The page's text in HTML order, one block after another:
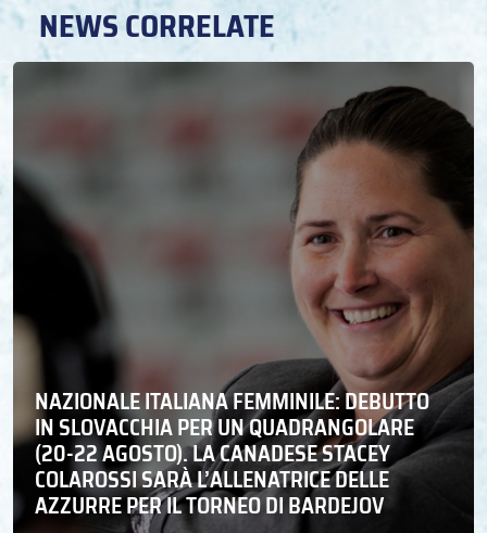
NEWS CORRELATE
NAZIONALE ITALIANA FEMMINILE: DEBUTTO
IN SLOVACCHIA PER UN QUADRANGOLARE
(20-22 AGOSTO). LA CANADESE STACEY
COLAROSSI SARÀ L’ALLENATRICE DELLE
AZZURRE PER IL TORNEO DI BARDEJOV